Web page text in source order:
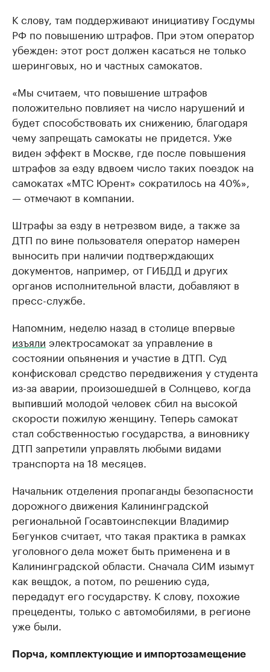
К слову, там поддерживают инициативу Госдумы
РФ по повышению штрафов. При этом оператор
убежден: этот рост должен касаться не только
шеринговых, но и частных самокатов.
«Мы считаем, что повышение штрафов
положительно повлияет на число нарушений и
будет способствовать их снижению, благодаря
чему запрещать самокаты не придется. Уже
виден эффект в Москве, где после повышения
штрафов за езду вдвоем число таких поездок на
самокатах «МТС Юрент» сократилось на 40%»,
— отмечают в компании.
Штрафы за езду в нетрезвом виде, а также за
ДТП по вине пользователя оператор намерен
выносить при наличии подтверждающих
документов, например, от ГИБДД и других
органов исполнительной власти, добавляют в
пресс-службе.
Напомним, неделю назад в столице впервые
изъяли электросамокат за управление в
состоянии опьянения и участие в ДТП. Суд
конфисковал средство передвижения у студента
из-за аварии, произошедшей в Солнцево, когда
выпивший молодой человек сбил на высокой
скорости пожилую женщину. Теперь самокат
стал собственностью государства, а виновнику
ДТП запретили управлять любыми видами
транспорта на 18 месяцев.
Начальник отделения пропаганды безопасности
дорожного движения Калининградской
региональной Госавтоинспекции Владимир
Бегунков считает, что такая практика в рамках
уголовного дела может быть применена и в
Калининградской области. Сначала СИМ изымут
как вещдок, а потом, по решению суда,
передадут его государству. К слову, похожие
прецеденты, только с автомобилями, в регионе
уже были.
Порча, комплектующие и импортозамещение